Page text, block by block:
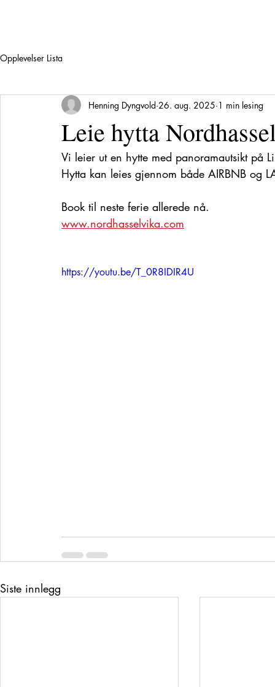
Opplevelser Lista
Leie hytta
Henning Dyngvold 26. aug. 2025 1 min lesing
Vi leier ut en hytte med panoramautsikt på
Hytta kan leies gjennom både AIRBNB og
Book til neste ferie allerede nå.
www.nordhasselvika.com
https://youtu.be/T_0R8IDIR4U
Siste innlegg